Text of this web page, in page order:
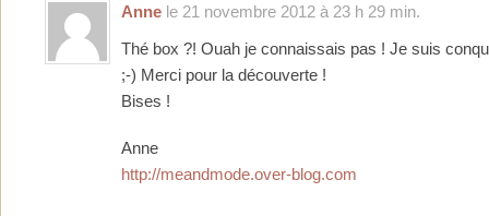
Anne le 21 novembre 2012 à 23 h 29 min.
Thé box ?! Ouah je connaissais pas ! Je suis
;-) Merci pour la découverte !
Bises !
Anne
http://meandmode.over-blog.com